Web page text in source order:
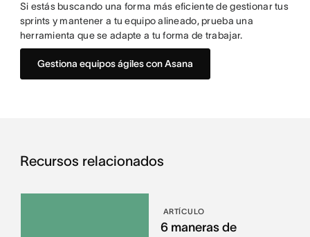
Si estás buscando una forma más eficiente de gestionar tus
sprints y mantener a tu equipo alineado, prueba una
herramienta que se adapte a tu forma de trabajar.
Gestiona equipos ágiles con Asana
Recursos relacionados
ARTÍCULO
6 maneras de